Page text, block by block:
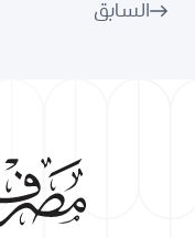
السابق